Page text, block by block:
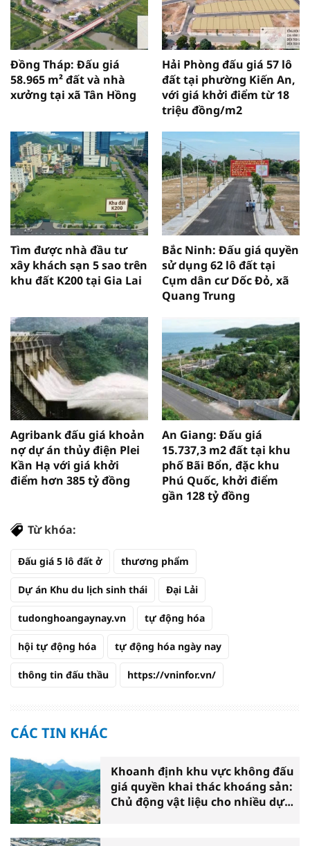
Đồng Tháp: Đấu giá
58.965 m² đất và nhà
xưởng tại xã Tân Hồng
Hải Phòng đấu giá 57 lô
đất tại phường Kiến An,
với giá khởi điểm từ 18
triệu đồng/m2
Tìm được nhà đầu tư
xây khách sạn 5 sao trên
khu đất K200 tại Gia Lai
Bắc Ninh: Đấu giá quyền
sử dụng 62 lô đất tại
Cụm dân cư Dốc Đỏ, xã
Quang Trung
Agribank đấu giá khoản
nợ dự án thủy điện Plei
Kần Hạ với giá khởi
điểm hơn 385 tỷ đồng
An Giang: Đấu giá
15.737,3 m2 đất tại khu
phố Bãi Bổn, đặc khu
Phú Quốc, khởi điểm
gần 128 tỷ đồng
Từ khóa:
Đấu giá 5 lô đất ở thương phẩm
Dự án Khu du lịch sinh thái Đại Lải
tudonghoangaynay.vn tự động hóa
hội tự động hóa tự động hóa ngày nay
thông tin đấu thầu https://vninfor.vn/
CÁC TIN KHÁC
Khoanh định khu vực không đấu
giá quyền khai thác khoáng sản:
Chủ động vật liệu cho nhiều dự